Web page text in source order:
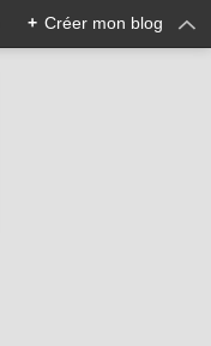
+ Créer mon blog